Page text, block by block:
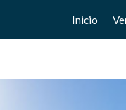
Inicio